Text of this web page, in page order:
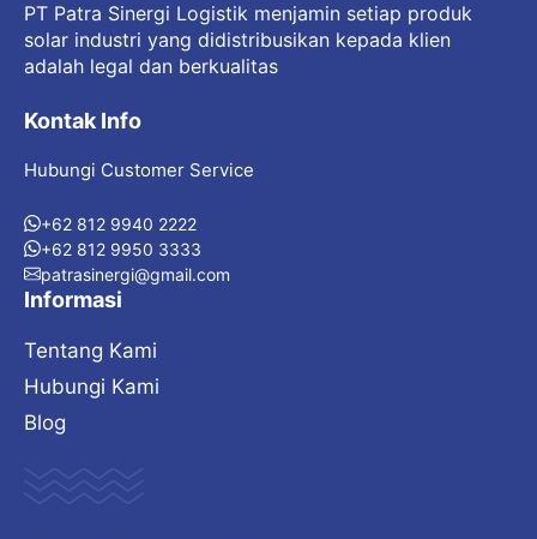
PT Patra Sinergi Logistik menjamin setiap produk
solar industri yang didistribusikan kepada klien
adalah legal dan berkualitas
Kontak Info
Hubungi Customer Service
+62 812 9940 2222
+62 812 9950 3333
patrasinergi@gmail.com
Informasi
Tentang Kami
Hubungi Kami
Blog